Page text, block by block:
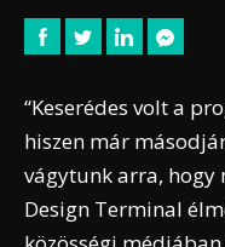
“Keserédes volt a
hiszen már
vágytunk arra, hogy
Design Terminal